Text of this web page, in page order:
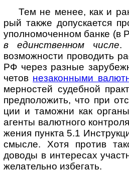
Тем не менее, как и
рый также допу­ска­ется
упол­номо­чен­ном банке (в
в един­ствен­ном числе.
возмож­ности прово­дить
РФ через раз­ные
четов неза­кон­ными
мер­ностей судеб­ной
предпо­ложить, что при
ции и таможни как
агенты валют­ного
жения пун­кта 5.1
смысле. Хотя против
доводы в инте­ресах
жела­тельно избе­гать.